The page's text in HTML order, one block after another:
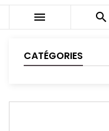
 
CATÉGORIES